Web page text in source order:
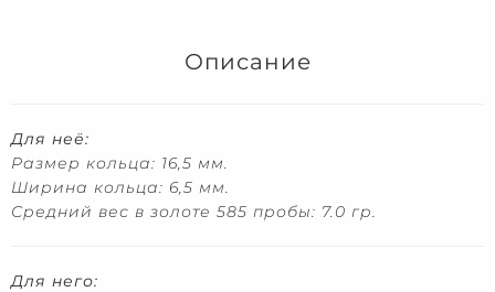
Описание
Для неё:
Размер кольца: 16,5 мм.
Ширина кольца: 6,5 мм.
Средний вес в золоте 585 пробы: 7.0 гр.
Для него: